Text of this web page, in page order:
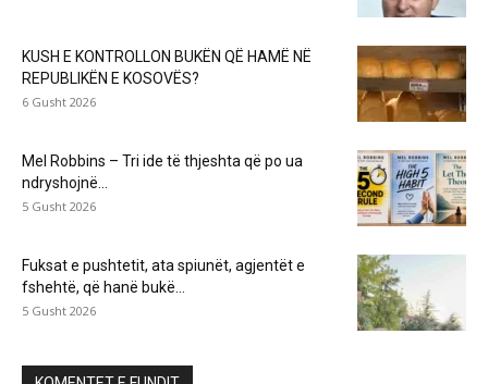
KUSH E KONTROLLON BUKËN QË HAMË NË
REPUBLIKËN E KOSOVËS?
6 Gusht 2026
Mel Robbins – Tri ide të thjeshta që po ua
ndryshojnë...
5 Gusht 2026
Fuksat e pushtetit, ata spiunët, agjentët e
fshehtë, që hanë bukë...
5 Gusht 2026